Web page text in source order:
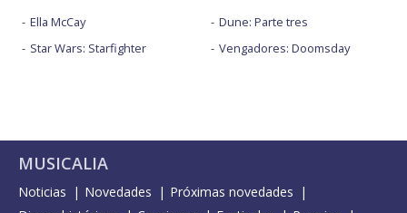
Ella McCay
Star Wars: Starfighter
Dune: Parte tres
Vengadores: Doomsday
MUSICALIA
Noticias Novedades
Próximas novedades